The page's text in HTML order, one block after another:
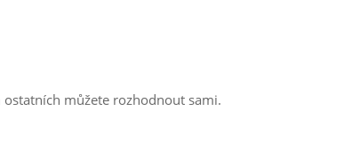
můžete rozhodnout sami.